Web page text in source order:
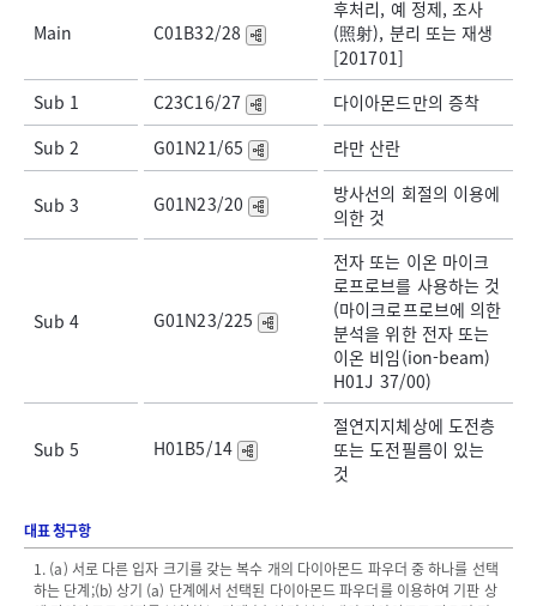
Main C01B32/28
후처리, 예 정제, 조사
(照射), 분리 또는 재생
[201701]
Sub 1
C23C16/27
다이아몬드만의 증착
Sub 2
G01N21/65 라만 산란
Sub 3 G01N23/20
방사선의 회절의 이용에
의한 것
Sub 4 G01N23/225
전자 또는 이온 마이크
로프로브를 사용하는 것
(마이크로프로브에 의한
분석을 위한 전자 또는
이온 비임(ion-beam)
H01J 37/00)
Sub 5 H01B5/14
절연지지체상에 도전층
또는 도전필름이 있는
것
대표 청구항
1. (a) 서로 다른 입자 크기를 갖는 복수 개의 다이아몬드 파우더 중 하나를 선택
하는 단계;(b) 상기 (a) 단계에서 선택된 다이아몬드 파우더를 이용하여 기판 상